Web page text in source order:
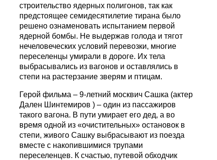
строительство ядерных полигонов, так как
предстоящее семидесятилетие тирана было
решено ознаменовать испытанием первой
ядерной бомбы. Не выдержав голода и тягот
нечеловеческих условий перевозки, многие
переселенцы умирали в дороге. Их тела
выбрасывались из вагонов и оставлялись в
степи на растерзание зверям и птицам.
Герой фильма – 9-летний москвич Сашка (актер
Дален Шинтемиров ) – один из пассажиров
такого вагона. В пути умирает его дед, а во
время одной из «очистительных» остановок в
степи, живого Сашку выбрасывают из поезда
вместе с накопившимися трупами
переселенцев. К счастью, путевой обходчик